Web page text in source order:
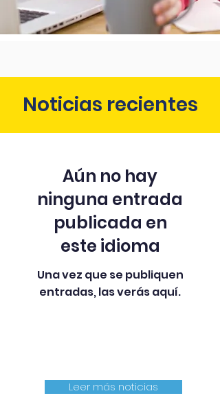
Noticias recientes
Aún no hay
ninguna entrada
publicada en
este idioma
Una vez que se publiquen
entradas, las verás aquí.
Leer más noticias